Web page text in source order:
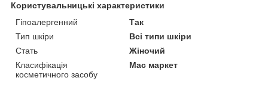
Користувальницькі характеристики
Гіпоалергенний
Так
Тип шкіри
Всі типи шкіри
Стать
Жіночий
Класифікація
косметичного засобу
Мас маркет